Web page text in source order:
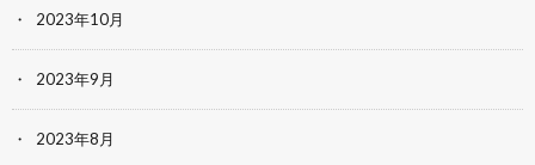
2023年10月
2023年9月
2023年8月